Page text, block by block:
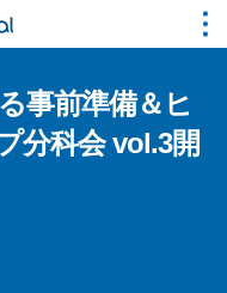
事前準備＆ヒ
分科会 vol.3開